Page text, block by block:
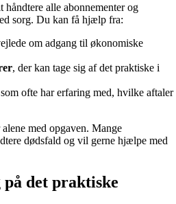
alle abonnementer og
sorg. Du kan få hjælp fra:
om adgang til økonomiske
, der kan tage sig af det praktiske i
ofte har erfaring med, hvilke aftaler
med opgaven. Mange
dødsfald og vil gerne hjælpe med
det praktiske